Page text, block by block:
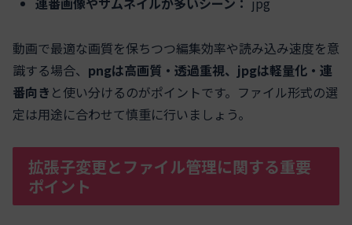
動画で最適な画質を保ちつつ編集効率や読み込み速度を意
識する場合、 pngは高画質・透過重視、jpgは軽量化・連
番向き と使い分けるのがポイントです。ファイル形式の選
定は用途に合わせて慎重に行いましょう。
拡張子変更とファイル管理に関する重要
ポイント